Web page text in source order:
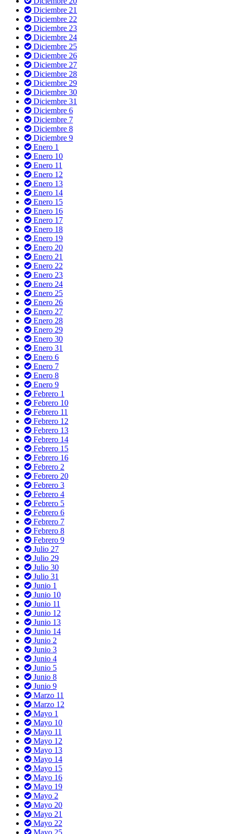
Diciembre 21
Diciembre 22
Diciembre 23
Diciembre 24
Diciembre 25
Diciembre 26
Diciembre 27
Diciembre 28
Diciembre 29
Diciembre 30
Diciembre 31
Diciembre 6
Diciembre 7
Diciembre 8
Diciembre 9
Enero 1
Enero 10
Enero 11
Enero 12
Enero 13
Enero 14
Enero 15
Enero 16
Enero 17
Enero 18
Enero 19
Enero 20
Enero 21
Enero 22
Enero 23
Enero 24
Enero 25
Enero 26
Enero 27
Enero 28
Enero 29
Enero 30
Enero 31
Enero 6
Enero 7
Enero 8
Enero 9
Febrero 1
Febrero 10
Febrero 11
Febrero 12
Febrero 13
Febrero 14
Febrero 15
Febrero 16
Febrero 2
Febrero 20
Febrero 3
Febrero 4
Febrero 5
Febrero 6
Febrero 7
Febrero 8
Febrero 9
Julio 27
Julio 29
Julio 30
Julio 31
Junio 1
Junio 10
Junio 11
Junio 12
Junio 13
Junio 14
Junio 2
Junio 3
Junio 4
Junio 5
Junio 8
Junio 9
Marzo 11
Marzo 12
Mayo 1
Mayo 10
Mayo 11
Mayo 12
Mayo 13
Mayo 14
Mayo 15
Mayo 16
Mayo 19
Mayo 2
Mayo 20
Mayo 21
Mayo 22
Mayo 25